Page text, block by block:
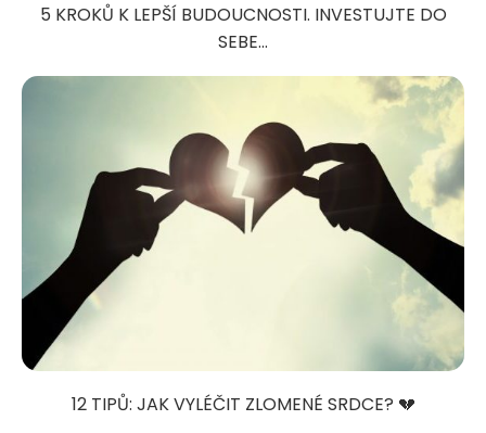
5 KROKŮ K LEPŠÍ BUDOUCNOSTI. INVESTUJTE DO
SEBE...
12 TIPŮ: JAK VYLÉČIT ZLOMENÉ SRDCE? 💔